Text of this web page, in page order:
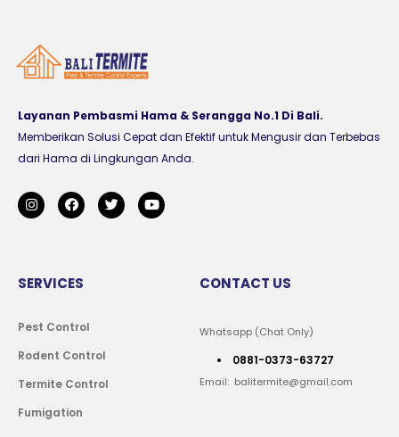
Layanan Pembasmi Hama & Serangga No.1 Di Bali.
Memberikan Solusi Cepat dan Efektif untuk Mengusir dan Terbebas
dari Hama di Lingkungan Anda.
SERVICES
Pest Control
Rodent Control
Termite Control
Fumigation
CONTACT US
Whatsapp (Chat Only)
0881-0373-63727
Email: balitermite@gmail.com